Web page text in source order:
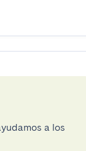
a los